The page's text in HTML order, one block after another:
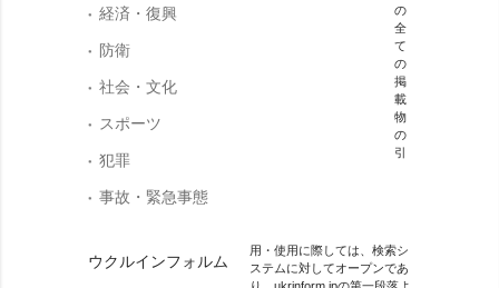
経済・復興
防衛
社会・文化
スポーツ
犯罪
事故・緊急事態
ウクルインフォルム
の
全
て
の
掲
載
物
の
引
用・使用に際しては、検索シ
ステムに対してオープンであ
り、ukrinform.jpの第一段落よ